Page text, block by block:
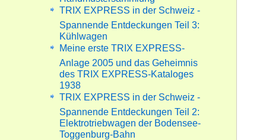
TRIX EXPRESS in der Schweiz -
Spannende Entdeckungen Teil 3:
Kühlwagen
Meine erste TRIX EXPRESS-
Anlage 2005 und das Geheimnis
des TRIX EXPRESS-Kataloges
1938
TRIX EXPRESS in der Schweiz -
Spannende Entdeckungen Teil 2:
Elektrotriebwagen der Bodensee-
Toggenburg-Bahn